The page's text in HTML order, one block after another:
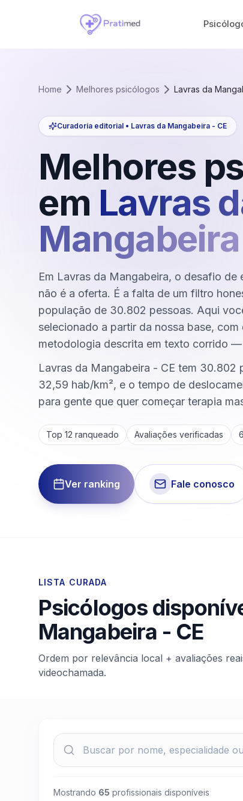
Home Melhores psicólogos Lavras da
Curadoria editorial • Lavras da Mangabeira - CE
Melhores
em Lavras
Mangabeira
Em Lavras da Mangabeira, o desafio de
não é a oferta. É a falta de um filtro
população de 30.802 pessoas. Aqui
selecionado a partir da nossa base,
metodologia descrita em texto corrido —
Lavras da Mangabeira - CE tem 30.802
32,59 hab/km², e o tempo de
para gente que quer começar terapia
Top 12 ranqueado Avaliações verificadas
Ver ranking Fale conosco
LISTA CURADA
Psicólogos
Mangabeira - CE
Ordem por relevância local + avaliações
videochamada.
Mostrando 65 profissionais disponíveis